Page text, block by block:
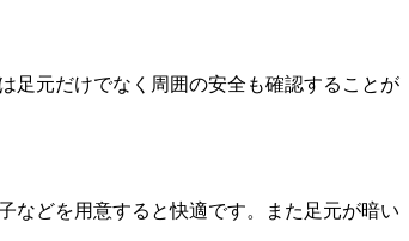
足元だけでなく周囲の安全も確認することが
などを用意すると快適です。また足元が暗い